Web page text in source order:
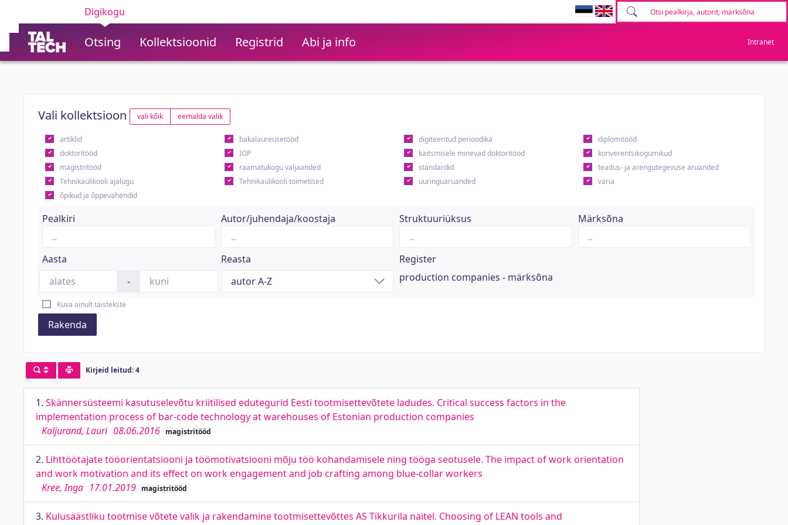
Digikogu
Otsing Kollektsioonid Registrid Abi ja info Intranet
Vali kollektsioon vali kõik eemalda valik
artiklid bakalaureusetööd digiteeritud perioodika
diplomitööd
doktoritööd
IOP kaitsmisele minevad doktoritööd
konverentsikogumikud
magistritööd
raamatukogu väljaanded standardid
teadus- ja arengutegevuse aruanded
Tehnikaülikooli ajalugu
Tehnikaülikooli toimetised uuringuaruanded
varia
õpikud ja õppevahendid
Pealkiri Autor/juhendaja/koostaja Struktuuriüksus Märksõna
Aasta
-
Reasta
Register
production companies - märksõna
Kuva ainult täistekste
Rakenda
Kirjeid leitud: 4
1. Skännersüsteemi kasutuselevõtu kriitilised edutegurid Eesti tootmisettevõtete ladudes. Critical success factors in the
implementation process of bar-code technology at warehouses of Estonian production companies
Kaljurand, Lauri 08.06.2016 magistritööd
2. Lihttöötajate tööorientatsiooni ja töömotivatsiooni mõju töö kohandamisele ning tööga seotusele. The impact of work orientation
and work motivation and its effect on work engagement and job crafting among blue-collar workers
Kree, Inga 17.01.2019 magistritööd
3. Kulusäästliku tootmise võtete valik ja rakendamine tootmisettevõttes AS Tikkurila näitel. Choosing of LEAN tools and